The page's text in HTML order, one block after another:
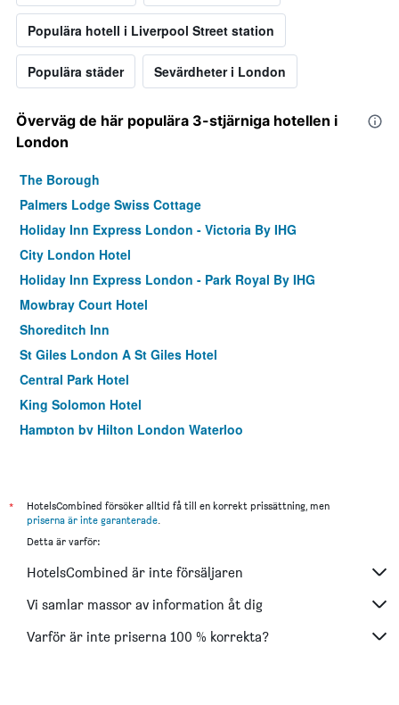
Populära hotell i Liverpool Street station
Populära städer Sevärdheter i London
Överväg de här populära 3-stjärniga hotellen i
London
The Borough
Palmers Lodge Swiss Cottage
Holiday Inn Express London - Victoria By IHG
City London Hotel
Holiday Inn Express London - Park Royal By IHG
Mowbray Court Hotel
Shoreditch Inn
St Giles London A St Giles Hotel
Central Park Hotel
King Solomon Hotel
Hampton by Hilton London Waterloo
London House Hotel
Tavistock Hotel
Best Western Buckingham Palace Rd
Holiday Inn Express London - Stratford By IHG
Ibis London Greenwich
*
HotelsCombined försöker alltid få till en korrekt prissättning, men
priserna är inte garanterade.
Detta är varför:
HotelsCombined är inte försäljaren
Vi samlar massor av information åt dig
Varför är inte priserna 100 % korrekta?